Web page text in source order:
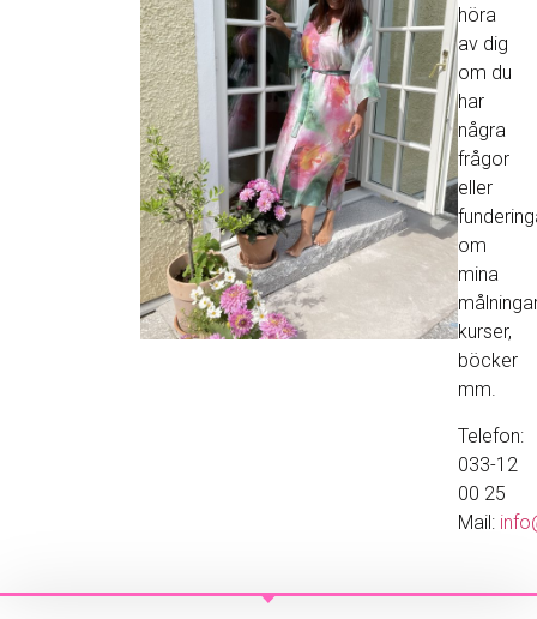
höra
av dig
om du
har
några
frågor
eller
om
mina
kurser,
böcker
mm.
Telefon:
033-12
00 25
Mail: